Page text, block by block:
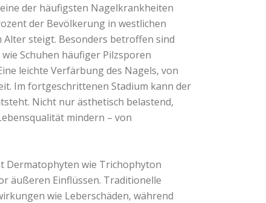
der häufigsten Nagelkrankheiten
der Bevölkerung in westlichen
steigt. Besonders betroffen sind
Schuhen häufiger Pilzsporen
leichte Verfärbung des Nagels, von
Im fortgeschrittenen Stadium kann der
Nicht nur ästhetisch belastend,
mindern – von
Dermatophyten wie Trichophyton
äußeren Einflüssen. Traditionelle
wie Leberschäden, während